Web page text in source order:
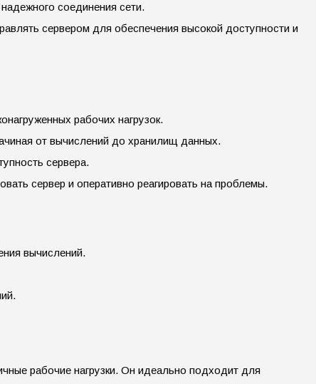
соединения сети.
сервером для обеспечения высокой доступности и
рабочих нагрузок.
от вычислений до хранилищ данных.
сервера.
сервер и оперативно реагировать на проблемы.
вычислений.
рабочие нагрузки. Он идеально подходит для